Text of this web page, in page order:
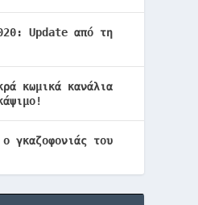
Update από τη
κωμικά κανάλια
ο γκαζοφονιάς του